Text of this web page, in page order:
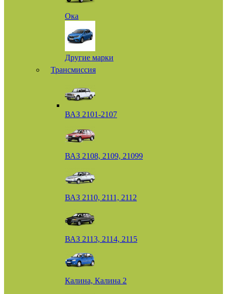
Ока
Другие марки
Трансмиссия
ВАЗ 2101-2107
ВАЗ 2108, 2109, 21099
ВАЗ 2110, 2111, 2112
ВАЗ 2113, 2114, 2115
Калина, Калина 2